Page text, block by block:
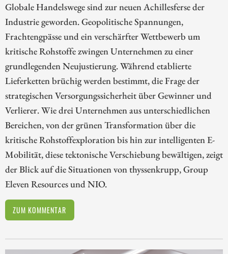
Globale Handelswege sind zur neuen Achillesferse der
Industrie geworden. Geopolitische Spannungen,
Frachtengpässe und ein verschärfter Wettbewerb um
kritische Rohstoffe zwingen Unternehmen zu einer
grundlegenden Neujustierung. Während etablierte
Lieferketten brüchig werden bestimmt, die Frage der
strategischen Versorgungssicherheit über Gewinner und
Verlierer. Wie drei Unternehmen aus unterschiedlichen
Bereichen, von der grünen Transformation über die
kritische Rohstoffexploration bis hin zur intelligenten E-
Mobilität, diese tektonische Verschiebung bewältigen, zeigt
der Blick auf die Situationen von thyssenkrupp, Group
Eleven Resources und NIO.
ZUM KOMMENTAR